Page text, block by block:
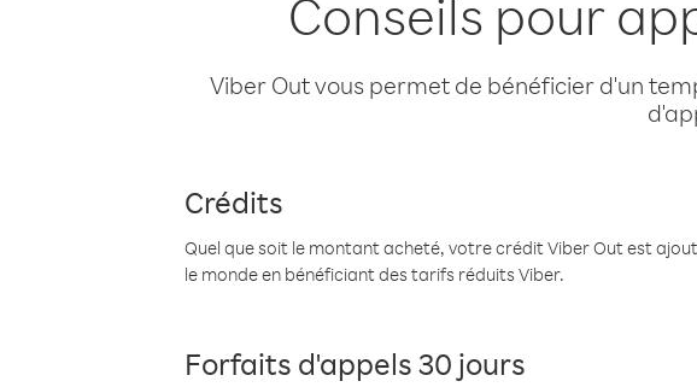
Conseils pour
Viber Out vous permet de bénéficier d'un
Crédits
Quel que soit le montant acheté, votre crédit Viber Out est
le monde en bénéficiant des tarifs réduits Viber.
Forfaits d'appels 30 jours